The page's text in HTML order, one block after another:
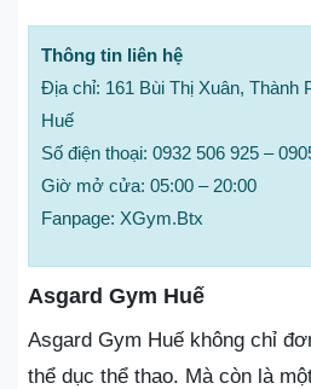
Thông tin liên hệ
Địa chỉ: 161 Bùi Thị Xuân, Thành
Huế
Số điện thoại: 0932 506 925 –
Giờ mở cửa: 05:00 – 20:00
Fanpage: XGym.Btx
Asgard Gym Huế
Asgard Gym Huế không chỉ
thể dục thể thao. Mà còn là